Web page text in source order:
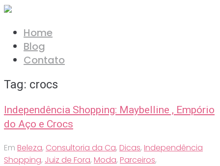
Ir
conteúdo
Home
Blog
Contato
Tag: crocs
Independência Shopping: Maybelline , Empório
do Aço e Crocs
Em Beleza, Consultoria da Ca, Dicas, Independência
Shopping, Juiz de Fora, Moda, Parceiros,